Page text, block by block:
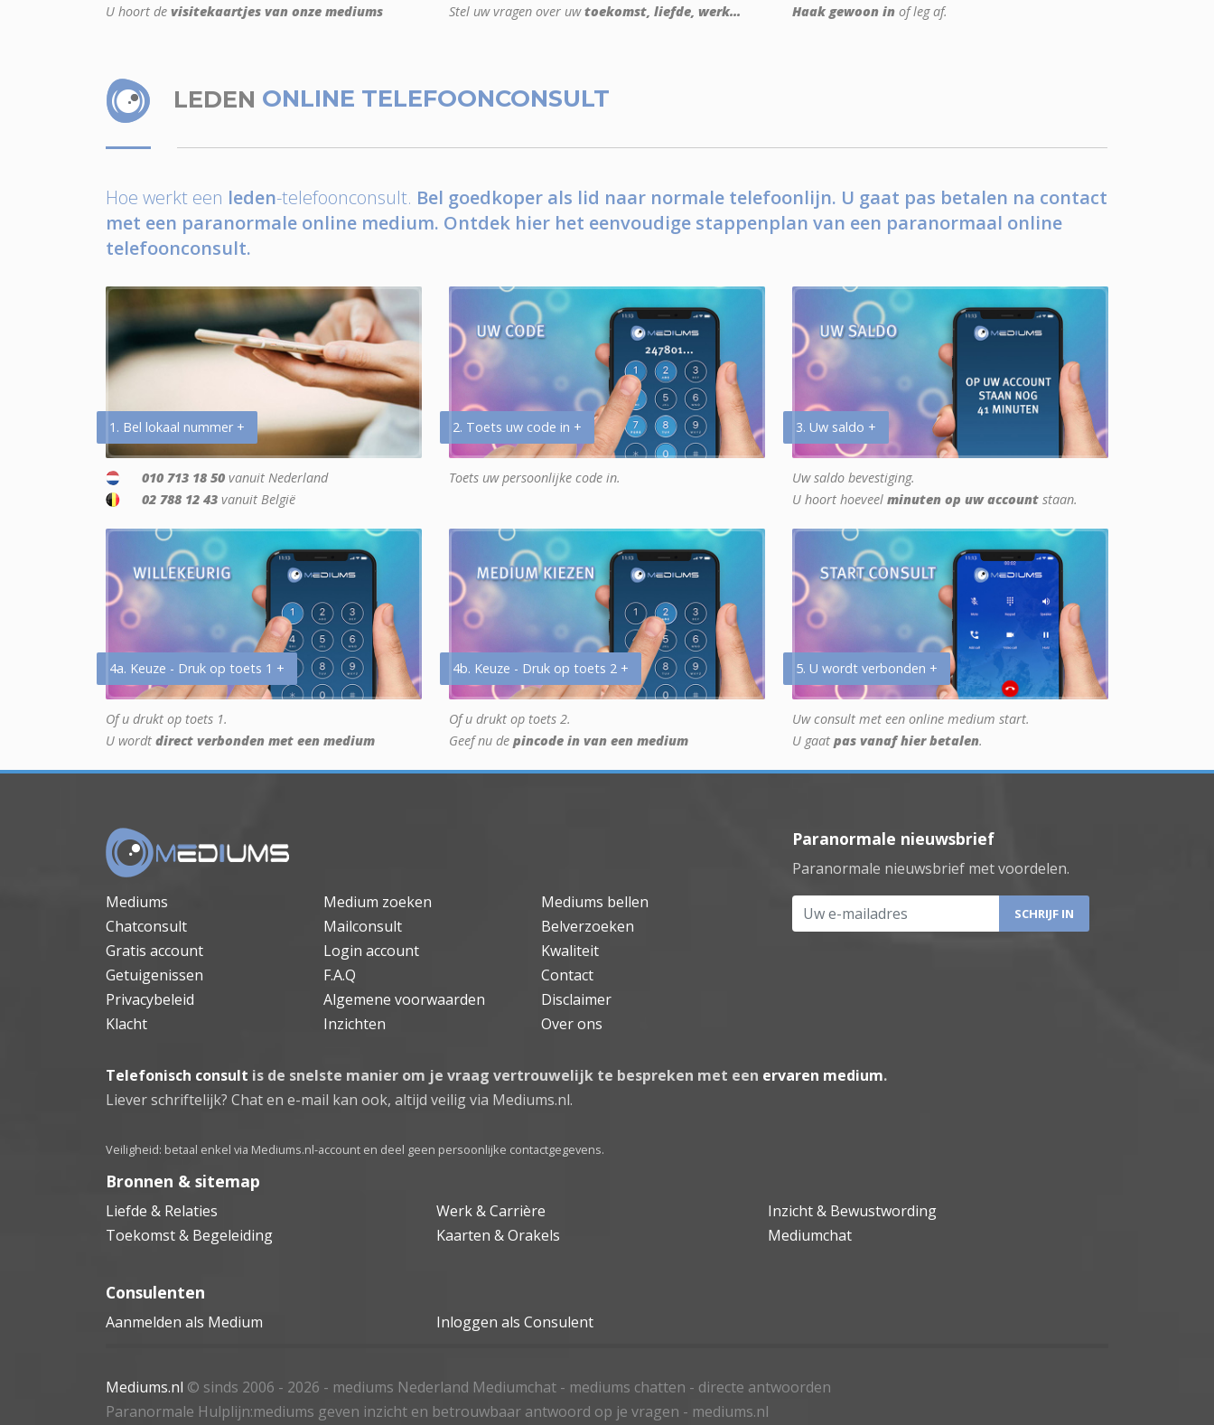
U hoort de visitekaartjes van onze mediums
Stel uw vragen over uwtoekomst, liefde, werk...
Haak gewoon in of leg af.
LEDEN ONLINE TELEFOONCONSULT
Hoe werkt een leden-telefoonconsult. Bel goedkoper als lid naar normale telefoonlijn. U gaat pas betalen na contact
met een paranormale online medium. Ontdek hier het eenvoudige stappenplan van een paranormaal online
telefoonconsult.
1. Bel lokaal nummer +
010 713 18 50 vanuit Nederland
02 788 12 43 vanuit België
2. Toets uw code in +
Toets uw persoonlijke code in.
3. Uw saldo +
Uw saldo bevestiging.
U hoort hoeveel minuten op uw account staan.
4a. Keuze - Druk op toets 1 +
Of u drukt op toets 1.
U wordt direct verbonden met een medium
4b. Keuze - Druk op toets 2 +
Of u drukt op toets 2.
Geef nu de pincode in van een medium
5. U wordt verbonden +
Uw consult met een online medium start.
U gaat pas vanaf hier betalen.
Mediums Medium zoeken
Mediums bellen
Chatconsult
Mailconsult
Belverzoeken
Gratis account
Login account
Kwaliteit
Getuigenissen
F.A.Q
Contact
Privacybeleid
Algemene voorwaarden
Disclaimer
Klacht
Inzichten Over ons
Paranormale nieuwsbrief
Paranormale nieuwsbrief met voordelen.
Uw e-mailadres
Telefonisch consult is de snelste manier om je vraag vertrouwelijk te bespreken met een ervaren medium.
Liever schriftelijk? Chat en e-mail kan ook, altijd veilig via Mediums.nl.
Veiligheid: betaal enkel via Mediums.nl-account en deel geen persoonlijke contactgegevens.
Bronnen & sitemap
Liefde & Relaties Werk & Carrière
Inzicht & Bewustwording
Toekomst & Begeleiding
Kaarten & Orakels Mediumchat
Consulenten
Aanmelden als Medium Inloggen als Consulent
Mediums.nl © sinds 2006 - 2026 - mediums Nederland Mediumchat - mediums chatten - directe antwoorden
Paranormale Hulplijn:mediums geven inzicht en betrouwbaar antwoord op je vragen - mediums.nl